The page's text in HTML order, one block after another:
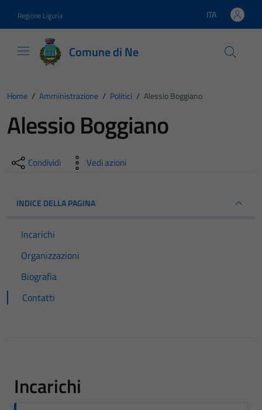
Regione Liguria Lingua attiva:
ITA
Comune di Ne
Home / Amministrazione / Politici / Alessio Boggiano
Alessio Boggiano
Condividi Vedi azioni
INDICE DELLA PAGINA
Incarichi
Organizzazioni
Biografia
Contatti
Incarichi